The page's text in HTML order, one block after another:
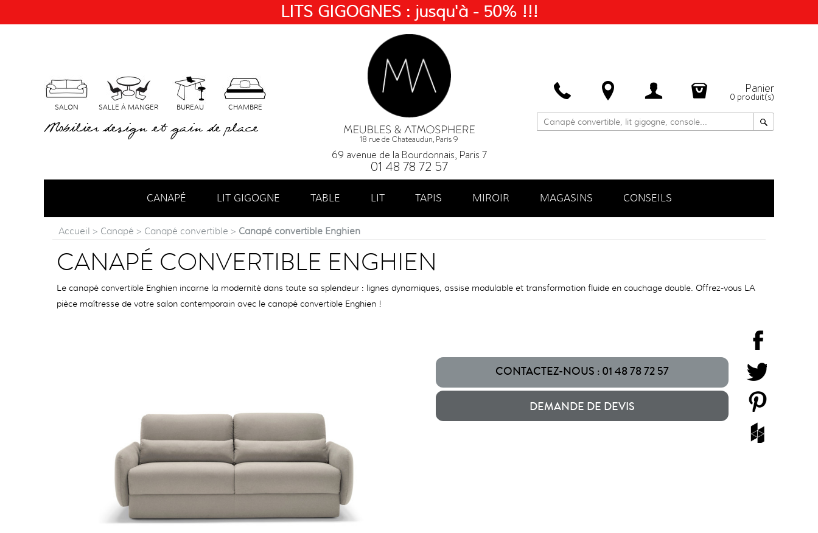
SALON SALLE À MANGER BUREAU CHAMBRE
Mobilier design et gain de place 18 rue de Chateaudun, Paris 9
69 avenue de la Bourdonnais, Paris 7
01 48 78 72 57
Panier
0 produit(s)
CANAPÉ LIT GIGOGNE TABLE LIT TAPIS MIROIR MAGASINS CONSEILS
Accueil > Canapé > Canapé convertible > Canapé convertible Enghien
CANAPÉ CONVERTIBLE ENGHIEN
Le canapé convertible Enghien incarne la modernité dans toute sa splendeur : lignes dynamiques, assise modulable et transformation fluide en couchage double. Offrez-vous LA
pièce maîtresse de votre salon contemporain avec le canapé convertible Enghien !
CONTACTEZ-NOUS : 01 48 78 72 57
DEMANDE DE DEVIS
LITS GIGOGNES : jusqu'à - 50% !!!